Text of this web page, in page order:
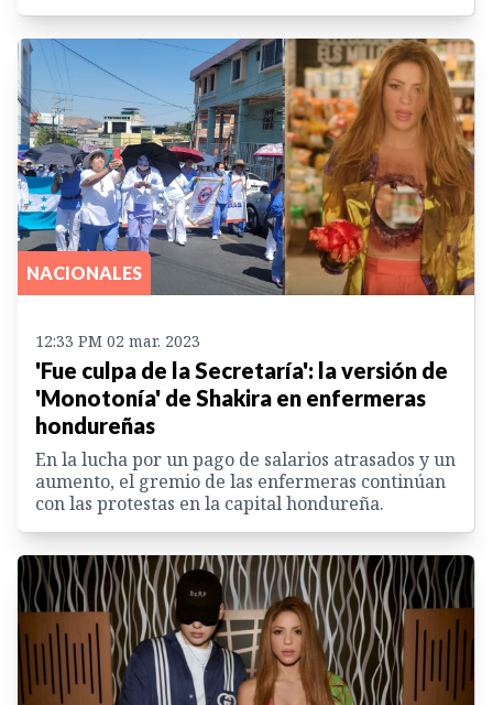
NACIONALES
12:33 PM 02 mar. 2023
'Fue culpa de la Secretaría': la versión de
'Monotonía' de Shakira en enfermeras
hondureñas
En la lucha por un pago de salarios atrasados y un
aumento, el gremio de las enfermeras continúan
con las protestas en la capital hondureña.